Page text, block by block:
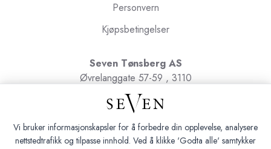
Personvern
Kjøpsbetingelser
Seven Tønsberg AS
Øvrelanggate 57-59 , 3110
Tønsberg
Org.nr. 991091580
Vi bruker informasjonskapsler for å forbedre din opplevelse, analysere
nettstedtrafikk og tilpasse innhold. Ved å klikke 'Godta alle' samtykker